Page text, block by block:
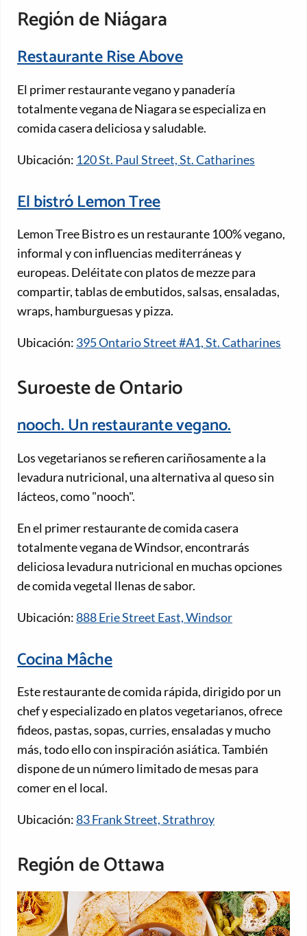
Región de Niágara
Restaurante Rise Above
El primer restaurante vegano y panadería
totalmente vegana de Niagara se especializa en
comida casera deliciosa y saludable.
Ubicación: 120 St. Paul Street, St. Catharines
El bistró Lemon Tree
Lemon Tree Bistro es un restaurante 100% vegano,
informal y con influencias mediterráneas y
europeas. Deléitate con platos de mezze para
compartir, tablas de embutidos, salsas, ensaladas,
wraps, hamburguesas y pizza.
Ubicación: 395 Ontario Street #A1, St. Catharines
Suroeste de Ontario
nooch. Un restaurante vegano.
Los vegetarianos se refieren cariñosamente a la
levadura nutricional, una alternativa al queso sin
lácteos, como "nooch".
En el primer restaurante de comida casera
totalmente vegana de Windsor, encontrarás
deliciosa levadura nutricional en muchas opciones
de comida vegetal llenas de sabor.
Ubicación:888 Erie Street East, Windsor
Cocina Mâche
Este restaurante de comida rápida, dirigido por un
chef y especializado en platos vegetarianos, ofrece
fideos, pastas, sopas, curries, ensaladas y mucho
más, todo ello con inspiración asiática. También
dispone de un número limitado de mesas para
comer en el local.
Ubicación:83 Frank Street, Strathroy
Región de Ottawa